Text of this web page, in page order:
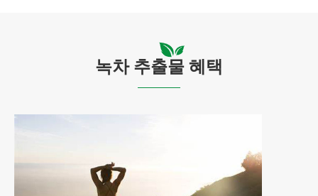
녹차 추출물 혜택